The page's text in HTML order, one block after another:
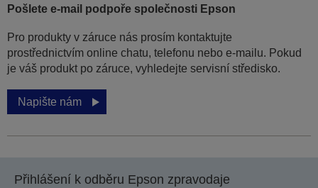
Pošlete e-mail podpoře společnosti Epson
Pro produkty v záruce nás prosím kontaktujte
prostřednictvím online chatu, telefonu nebo e-mailu. Pokud
je váš produkt po záruce, vyhledejte servisní středisko.
Napište nám
Přihlášení k odběru Epson zpravodaje